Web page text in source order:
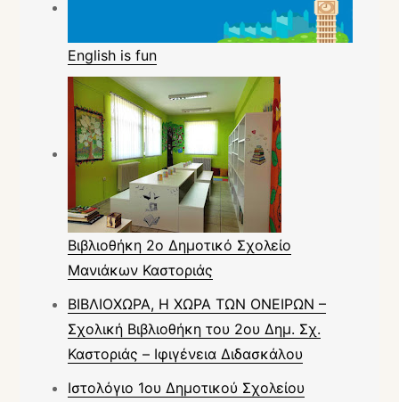
English is fun
Βιβλιοθήκη 2ο Δημοτικό Σχολείο
Μανιάκων Καστοριάς
ΒΙΒΛΙΟΧΩΡΑ, Η ΧΩΡΑ ΤΩΝ ΟΝΕΙΡΩΝ –
Σχολική Βιβλιοθήκη του 2ου Δημ. Σχ.
Καστοριάς – Ιφιγένεια Διδασκάλου
Ιστολόγιο 1ου Δημοτικού Σχολείου